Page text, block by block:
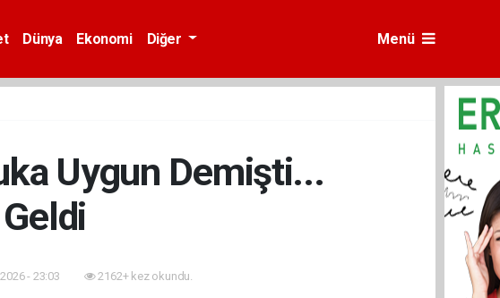
Dünya Ekonomi Diğer Menü
Uygun Demişti...
- 23:03 2162+ kez okundu.